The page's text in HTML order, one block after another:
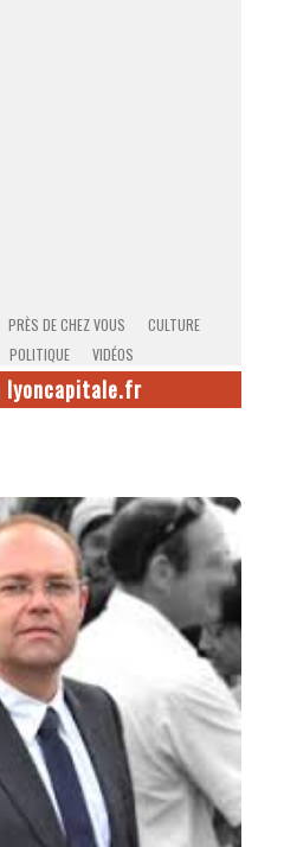
PRÈS DE CHEZ VOUS
CULTURE
POLITIQUE VIDÉOS
lyoncapitale.fr